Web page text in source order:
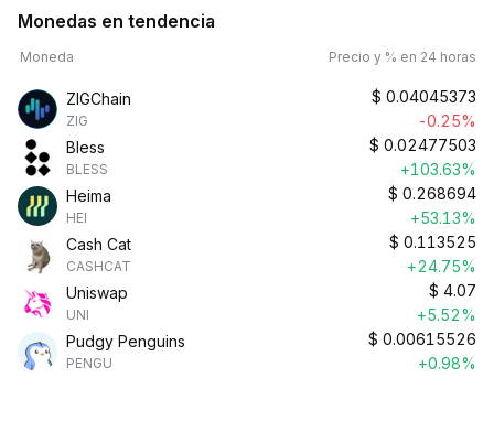
Monedas en tendencia
Moneda Precio y % en 24 horas
ZIGChain
ZIG
$ 0.04045373
-0.25%
Bless
BLESS
$ 0.02477503
+103.63%
Heima
HEI
$ 0.268694
+53.13%
Cash Cat
CASHCAT
$ 0.113525
+24.75%
Uniswap
UNI
$ 4.07
+5.52%
Pudgy Penguins
PENGU
$ 0.00615526
+0.98%